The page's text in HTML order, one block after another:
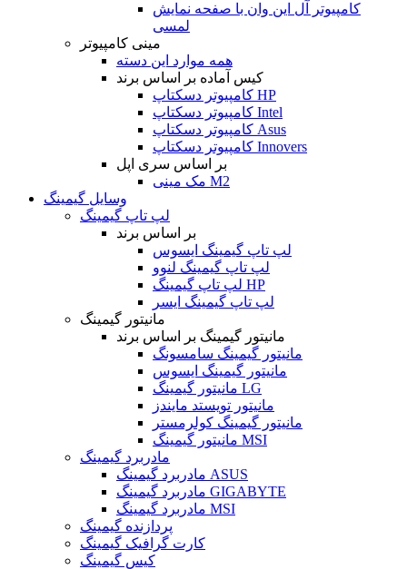
کامپیوتر آل این وان با صفحه نمایش
لمسی
مینی کامپیوتر
همه موارد این دسته
کیس آماده بر اساس برند
کامپیوتر دسکتاپ HP
کامپیوتر دسکتاپ Intel
کامپیوتر دسکتاپ Asus
کامپیوتر دسکتاپ Innovers
بر اساس سری اپل
مک مینی M2
وسایل گیمینگ
لپ تاپ گیمینگ
بر اساس برند
لپ تاپ گیمینگ ایسوس
لپ تاپ گیمینگ لنوو
لپ تاپ گیمینگ HP
لپ تاپ گیمینگ ایسر
مانیتور گیمینگ
مانیتور گیمینگ بر اساس برند
مانیتور گیمینگ سامسونگ
مانیتور گیمینگ ایسوس
مانیتور گیمینگ LG
مانیتور تویستد مایندز
مانیتور گیمینگ کولرمستر
مانیتور گیمینگ MSI
مادربرد گیمینگ
مادربرد گیمینگ ASUS
مادربرد گیمینگ GIGABYTE
مادربرد گیمینگ MSI
پردازنده گیمینگ
کارت گرافیک گیمینگ
کیس گیمینگ